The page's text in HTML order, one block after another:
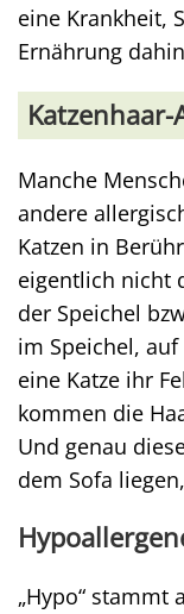
eine Krankheit,
Ernährung
Katzenhaar-
Manche
andere
Katzen in
eigentlich nicht
der Speichel
im Speichel,
eine Katze ihr
kommen die
Und genau
dem Sofa
„Hypo“ stammt